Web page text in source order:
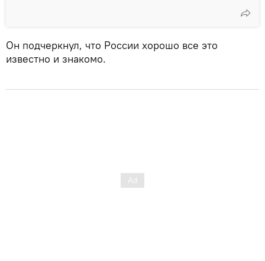
Он подчеркнул, что России хорошо все это
известно и знакомо.